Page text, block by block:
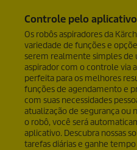
Controle pelo
Os robôs aspiradores da
variedade de funções e
serem realmente simples de
aspirador com o controle via
perfeita para os melhores
funções de agendamento e
com suas necessidades
atualização de segurança ou
o robô, você será
aplicativo. Descubra nossas
tarefas diárias e ganhe